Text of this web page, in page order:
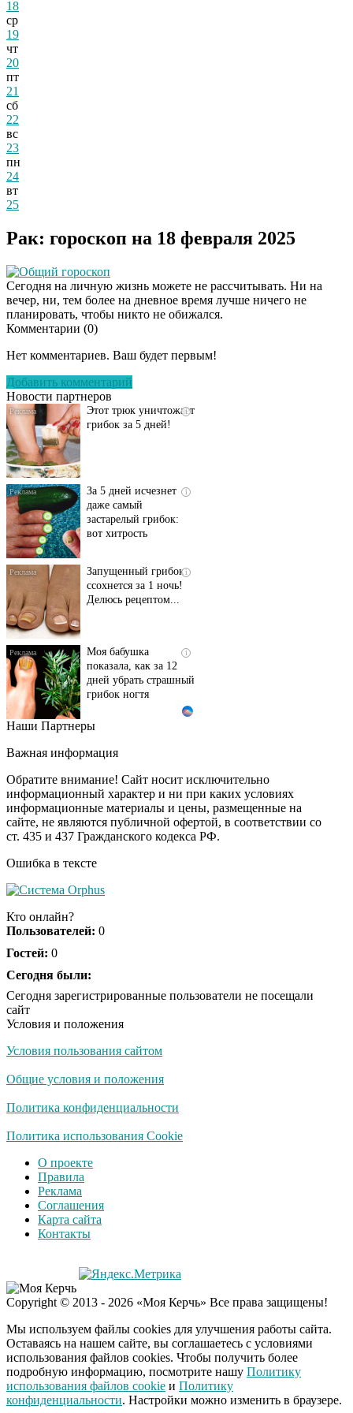
18
ср
19
чт
20
пт
21
сб
22
вс
23
пн
24
вт
25
Рак: гороскоп на 18 февраля 2025
Общий гороскоп
Сегодня на личную жизнь можете не рассчитывать. Ни на
вечер, ни, тем более на дневное время лучше ничего не
планировать, чтобы никто не обижался.
Комментарии (0)
Нет комментариев. Ваш будет первым!
Добавить комментарий
Новости партнеров
Даже самый
исчезнет с корнем,
i
Этот трюк уничтожает
грибок за 5 дней!
i
За 5 дней исчезнет
даже самый
застарелый грибок:
вот хитрость
i
Запущенный грибок
ссохнется за 1 ночь!
Делюсь рецептом...
i
Моя бабушка
показала, как за 12
дней убрать страшный
грибок ногтя
Этот танец невесты
Пересмотрела 10 раз
i
Ролик длится пару
секунд, но вы будете в
шоке от увиденного
Ролик из Омска: вы
Ржу не переставая, это
не раз
Скрытая камера на
люди вытворяют, когда
Ролик длится
смеяться вы будете
Королева вагона
отожгла! Видео не
оставит равнодушным
Борисовой душил ее
из-за макарон
Наши Партнеры
Важная информация
Обратите внимание! Сайт носит исключительно
информационный характер и ни при каких условиях
информационные материалы и цены, размещенные на
сайте, не являются публичной офертой, в соответствии со
ст. 435 и 437 Гражданского кодекса РФ.
Ошибка в тексте
Кто онлайн?
Пользователей: 0
Гостей: 0
Сегодня были:
Сегодня зарегистрированные пользователи не посещали
сайт
Условия и положения
Условия пользования сайтом
Общие условия и положения
Политика конфиденциальности
Политика использования Cookie
О проекте
Правила
Реклама
Соглашения
Карта сайта
Контакты
Copyright © 2013 - 2026 «Моя Керчь» Все права защищены!
Мы используем файлы cookies для улучшения работы сайта.
Оставаясь на нашем сайте, вы соглашаетесь с условиями
использования файлов cookies. Чтобы получить более
подробную информацию, посмотрите нашу Политику
использования файлов cookie и Политику
конфиденциальности. Настройки можно изменить в браузере.